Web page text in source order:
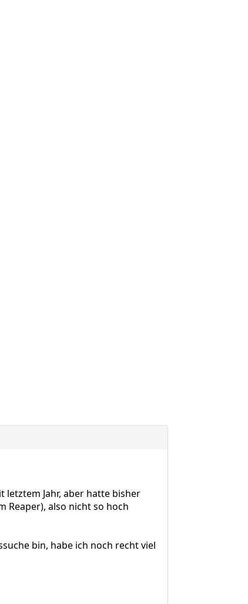
letztem Jahr, aber hatte bisher
Reaper), also nicht so hoch
bin, habe ich noch recht viel